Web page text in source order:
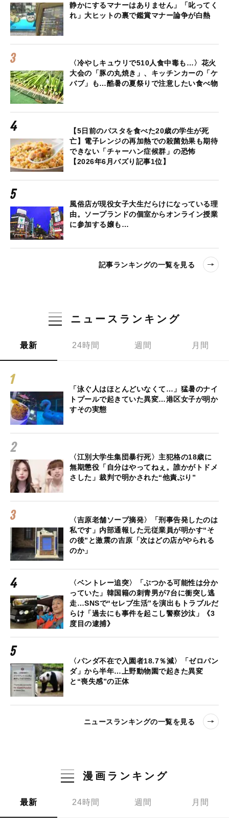
静かにするマナーはありません」「叱ってく
れ」大ヒットの裏で鑑賞マナー論争が白熱
〈冷やしキュウリで510人食中毒も…〉花火
大会の「豚の丸焼き」、キッチンカーの「ケ
バブ」も…酷暑の夏祭りで注意したい食べ物
【5日前のパスタを食べた20歳の学生が死
亡】電子レンジの再加熱での殺菌効果も期待
できない「チャーハン症候群」の恐怖
【2026年6月バズり記事1位】
風俗店が現役女子大生だらけになっている理
由。ソープランドの個室からオンライン授業
に参加する嬢も…
記事ランキングの一覧を見る
ニュースランキング
最新 24時間 週間 月間
「泳ぐ人はほとんどいなくて…」猛暑のナイ
トプールで起きていた異変…港区女子が明か
すその実態
〈江別大学生集団暴行死〉主犯格の18歳に
無期懲役「自分はやってねぇ。誰かがトドメ
さした」裁判で明かされた“他責ぶり”
〈吉原老舗ソープ摘発〉「刑事告発したのは
私です」内部通報した元従業員が明かす“そ
の後”と激震の吉原「次はどの店がやられる
のか」
〈ベントレー追突〉「ぶつかる可能性は分か
っていた」韓国籍の刺青男が7台に衝突し逃
走…SNSで“セレブ生活”を演出もトラブルだ
らけ「過去にも事件を起こし警察沙汰」《3
度目の逮捕》
〈パンダ不在で入園者18.7％減〉「ゼロパン
ダ」から半年…上野動物園で起きた異変
と“喪失感”の正体
ニュースランキングの一覧を見る
漫画ランキング
最新 24時間 週間 月間